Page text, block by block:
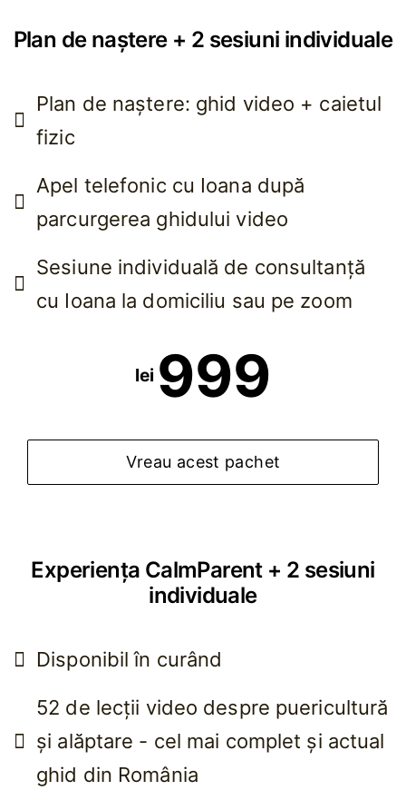
Plan de naștere + 2 sesiuni individuale
Plan de naștere: ghid video + caietul
fizic
Apel telefonic cu Ioana după
parcurgerea ghidului video
Sesiune individuală de consultanță
cu Ioana la domiciliu sau pe zoom
lei 999
Vreau acest pachet
Experiența CalmParent + 2 sesiuni
individuale
Disponibil în curând
52 de lecții video despre puericultură
și alăptare - cel mai complet și actual
ghid din România